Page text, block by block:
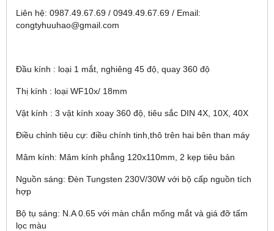
Liên hệ: 0987.49.67.69 / 0949.49.67.69 / Email:
congtyhuuhao@gmail.com
Đầu kính : loại 1 mắt, nghiêng 45 độ, quay 360 độ
Thị kính : loại WF10x/ 18mm
Vật kính : 3 vật kính xoay 360 độ, tiêu sắc DIN 4X, 10X, 40X
Điều chỉnh tiêu cự: điều chính tinh,thô trên hai bên than máy
Mâm kính: Mâm kính phẳng 120x110mm, 2 kẹp tiêu bản
Nguồn sáng: Đèn Tungsten 230V/30W với bộ cấp nguồn tích
hợp
Bộ tụ sáng: N.A 0.65 với màn chắn mống mắt và giá đỡ tấm
lọc màu